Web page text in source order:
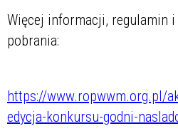
Więcej informacji, regulamin
pobrania:
https://www.ropwwm.org.pl/
edycja-konkursu-godni-